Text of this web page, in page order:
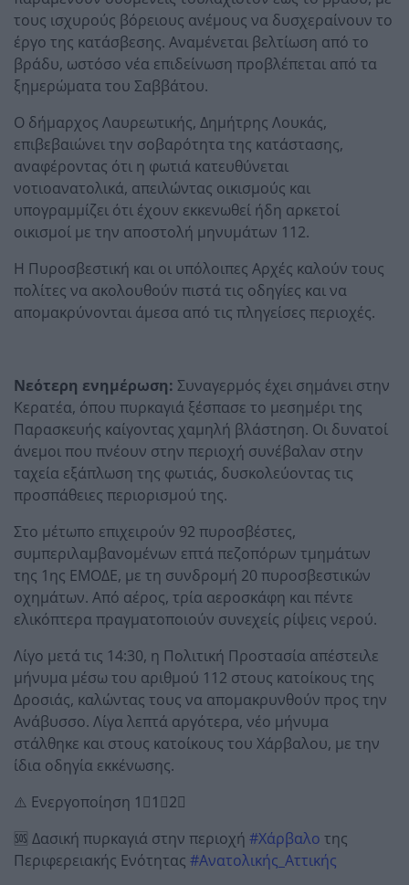
τους ισχυρούς βόρειους ανέμους να δυσχεραίνουν το
έργο της κατάσβεσης. Αναμένεται βελτίωση από το
βράδυ, ωστόσο νέα επιδείνωση προβλέπεται από τα
ξημερώματα του Σαββάτου.
Ο δήμαρχος Λαυρεωτικής, Δημήτρης Λουκάς,
επιβεβαιώνει την σοβαρότητα της κατάστασης,
αναφέροντας ότι η φωτιά κατευθύνεται
νοτιοανατολικά, απειλώντας οικισμούς και
υπογραμμίζει ότι έχουν εκκενωθεί ήδη αρκετοί
οικισμοί με την αποστολή μηνυμάτων 112.
Η Πυροσβεστική και οι υπόλοιπες Αρχές καλούν τους
πολίτες να ακολουθούν πιστά τις οδηγίες και να
απομακρύνονται άμεσα από τις πληγείσες περιοχές.
Νεότερη ενημέρωση: Συναγερμός έχει σημάνει στην
Κερατέα, όπου πυρκαγιά ξέσπασε το μεσημέρι της
Παρασκευής καίγοντας χαμηλή βλάστηση. Οι δυνατοί
άνεμοι που πνέουν στην περιοχή συνέβαλαν στην
ταχεία εξάπλωση της φωτιάς, δυσκολεύοντας τις
προσπάθειες περιορισμού της.
Στο μέτωπο επιχειρούν 92 πυροσβέστες,
συμπεριλαμβανομένων επτά πεζοπόρων τμημάτων
της 1ης ΕΜΟΔΕ, με τη συνδρομή 20 πυροσβεστικών
οχημάτων. Από αέρος, τρία αεροσκάφη και πέντε
ελικόπτερα πραγματοποιούν συνεχείς ρίψεις νερού.
Λίγο μετά τις 14:30, η Πολιτική Προστασία απέστειλε
μήνυμα μέσω του αριθμού 112 στους κατοίκους της
Δροσιάς, καλώντας τους να απομακρυνθούν προς την
Ανάβυσσο. Λίγα λεπτά αργότερα, νέο μήνυμα
στάλθηκε και στους κατοίκους του Χάρβαλου, με την
ίδια οδηγία εκκένωσης.
⚠️ Ενεργοποίηση 1⃣1⃣2⃣
🆘 Δασική πυρκαγιά στην περιοχή #Χάρβαλο της
Περιφερειακής Ενότητας #Ανατολικής_Αττικής